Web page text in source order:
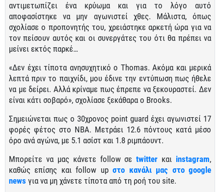
αντιμετωπίζει ένα κρύωμα και για το λόγο αυτό
αποφασίστηκε να μην αγωνιστεί χθες. Μάλιστα, όπως
σχολίασε ο προπονητής του, χρειάστηκε αρκετή ώρα για να
τον πείσουν αυτός και οι συνεργάτες του ότι θα πρέπει να
μείνει εκτός παρκέ…
«Δεν έχει τίποτα ανησυχητικό ο Thomas. Ακόμα και μερικά
λεπτά πριν το παιχνίδι, μου έδινε την εντύπωση πως ήθελε
να με δείρει. Αλλά κρίναμε πως έπρεπε να ξεκουραστεί. Δεν
είναι κάτι σοβαρό», σχολίασε ξεκάθαρα ο Brooks.
Σημειώνεται πως ο 30χρονος point guard έχει αγωνιστεί 17
φορές φέτος στο NBA. Μετράει 12.6 πόντους κατά μέσο
όρο ανά αγώνα, με 5.1 ασίστ και 1.8 ριμπάουντ.
Μπορείτε να μας κάνετε follow σεtwitter και instagram,
καθώς επίσης και follow upστο κανάλι μας στο google
news για να μη χάνετε τίποτα από τη ροή του site.